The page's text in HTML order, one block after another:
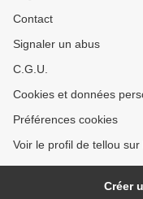
Contact
Signaler un abus
C.G.U.
Cookies et données
Préférences cookies
Voir le profil de tellou
Créer